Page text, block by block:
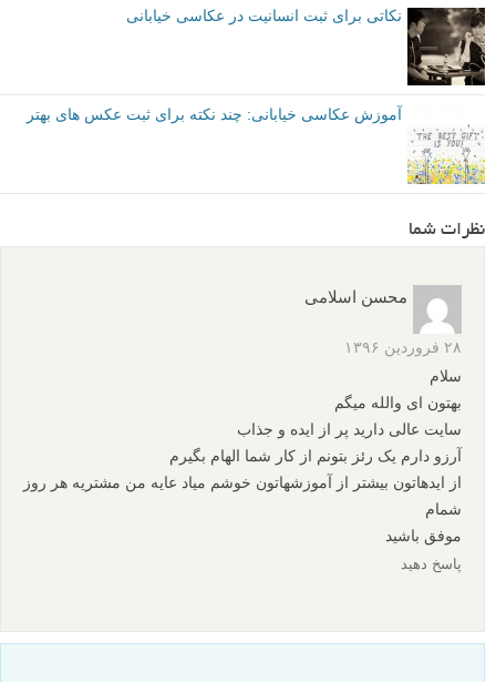
نکاتی برای ثبت انسانیت در عکاسی خیابانی
آموزش عکاسی خیابانی: چند نکته برای ثبت عکس های بهتر
نظرات شما
محسن اسلامی
۲۸ فروردین ۱۳۹۶
سلام
بهتون ای والله میگم
سایت عالی دارید پر از ایده و جذاب
آرزو دارم یک رئز بتونم از کار شما الهام بگیرم
از ایدهاتون بیشتر از آموزشهاتون خوشم میاد عایه من مشتریه هر روز
شمام
موفق باشید
پاسخ دهید